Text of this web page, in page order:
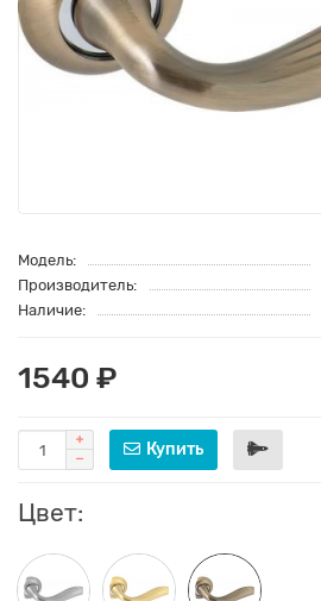
Модель:
Производитель:
Наличие:
1540 ₽
Купить
Цвет: